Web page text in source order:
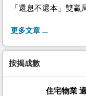
「還息不還本」雙贏
更多文章 ...
按揭成數
住宅物業